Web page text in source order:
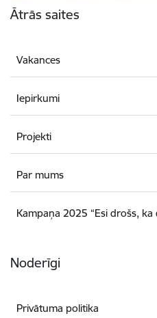
Ātrās saites
Vakances
Iepirkumi
Projekti
Par mums
Kampaņa 2025 “Esi drošs,
Noderīgi
Privātuma politika